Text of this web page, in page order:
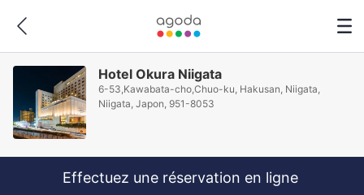
Hotel Okura Niigata
6-53,Kawabata-cho,Chuo-ku, Hakusan, Niigata,
Niigata, Japon, 951-8053
Effectuez une réservation en ligne